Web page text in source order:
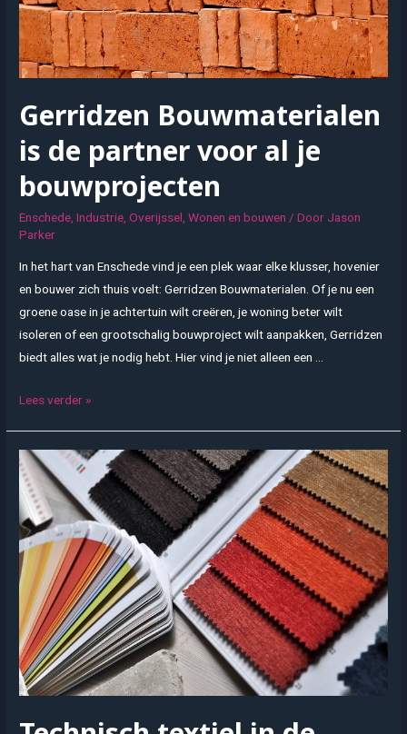
Gerridzen Bouwmaterialen
is de partner voor al je
bouwprojecten
Enschede ,Industrie ,Overijssel ,Wonen en bouwen / Door Jason
Parker
In het hart van Enschede vind je een plek waar elke klusser, hovenier
en bouwer zich thuis voelt: Gerridzen Bouwmaterialen. Of je nu een
groene oase in je achtertuin wilt creëren, je woning beter wilt
isoleren of een grootschalig bouwproject wilt aanpakken, Gerridzen
biedt alles wat je nodig hebt. Hier vind je niet alleen een …
Gerridzen
de
partner
voor
al
je
bouwprojecten
Lees verder »